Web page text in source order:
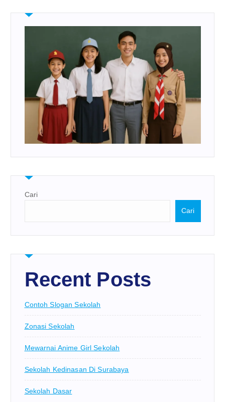
Cari
Cari
Recent Posts
Contoh Slogan Sekolah
Zonasi Sekolah
Mewarnai Anime Girl Sekolah
Sekolah Kedinasan Di Surabaya
Sekolah Dasar